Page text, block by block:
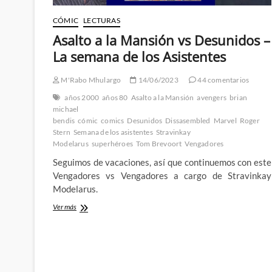
CÓMIC LECTURAS
Asalto a la Mansión vs Desunidos –
La semana de los Asistentes
M'Rabo Mhulargo 14/06/2023
44 comentarios
años 2000 años 80 Asalto a la Mansión avengers brian
michael
bendis cómic comics Desunidos Dissasembled Marvel Roger
Stern Semana de los asistentes Stravinkay
Modelarus superhéroes Tom Brevoort Vengadores
Seguimos de vacaciones, así que continuemos con este
Vengadores vs Vengadores a cargo de Stravinkay
Modelarus.
Ver másAsalto